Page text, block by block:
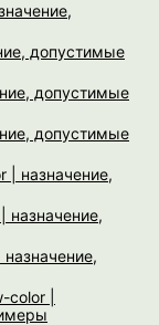
допустимые
допустимые
допустимые
| назначение,
назначение,
|